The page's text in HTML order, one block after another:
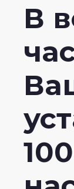
В